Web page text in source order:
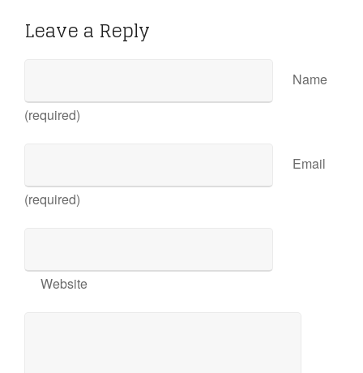
Leave a Reply
Name
(required)
Email
(required)
Website